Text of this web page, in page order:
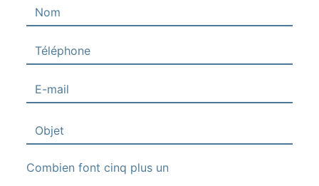
Combien font cinq plus un